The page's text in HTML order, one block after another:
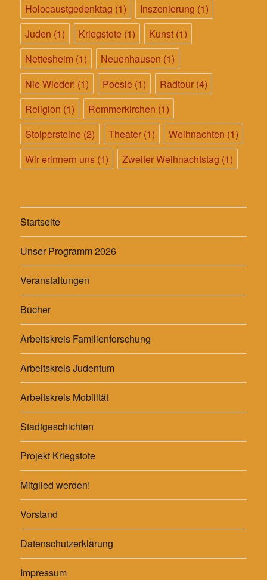
Holocaustgedenktag (1) Inszenierung (1)
Juden (1) Kriegstote (1) Kunst (1)
Nettesheim (1) Neuenhausen (1)
Nie Wieder! (1) Poesie (1) Radtour (4)
Religion (1) Rommerkirchen (1)
Stolpersteine (2) Theater (1) Weihnachten (1)
Wir erinnern uns (1) Zweiter Weihnachtstag (1)
Startseite
Unser Programm 2026
Veranstaltungen
Bücher
Arbeitskreis Familienforschung
Arbeitskreis Judentum
Arbeitskreis Mobilität
Stadtgeschichten
Projekt Kriegstote
Mitglied werden!
Vorstand
Datenschutzerklärung
Impressum